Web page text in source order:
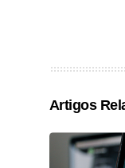
Artigos